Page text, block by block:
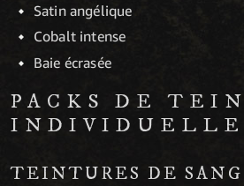
Satin angélique
Cobalt intense
Baie écrasée
PACKS DE
TEINTURES DE SANG